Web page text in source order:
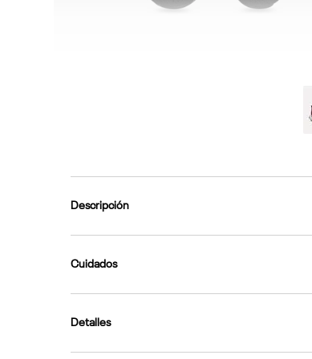
Descripción
Cuidados
Detalles